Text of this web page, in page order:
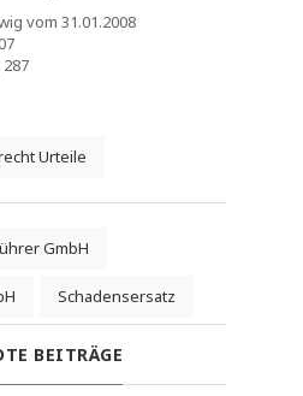
vom 31.01.2008
Urteile
GmbH
Schadensersatz
BEITRÄGE